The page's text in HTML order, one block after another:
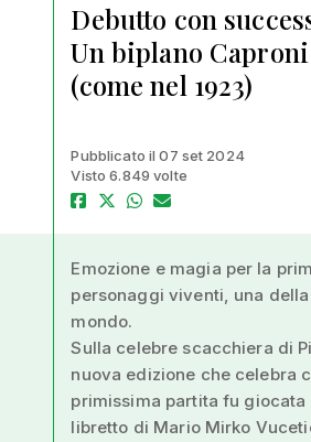
Debutto con
Un biplano
(come nel 1923)
Pubblicato il 07 set 2024
Visto 6.849 volte
Emozione e magia per la
personaggi viventi, una
mondo.
Sulla celebre scacchiera di
nuova edizione che celebra
primissima partita fu giocata
libretto di Mario Mirko